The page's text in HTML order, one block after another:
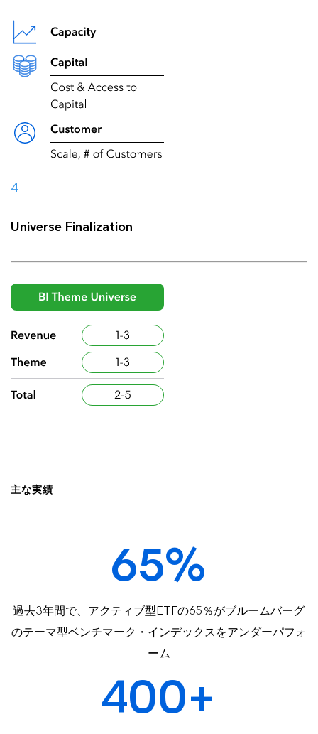
4
Universe Finalization
主な実績
65%
過去3年間で、アクティブ型ETFの65％がブルームバーグ
のテーマ型ベンチマーク・インデックスをアンダーパフォ
ーム
400+